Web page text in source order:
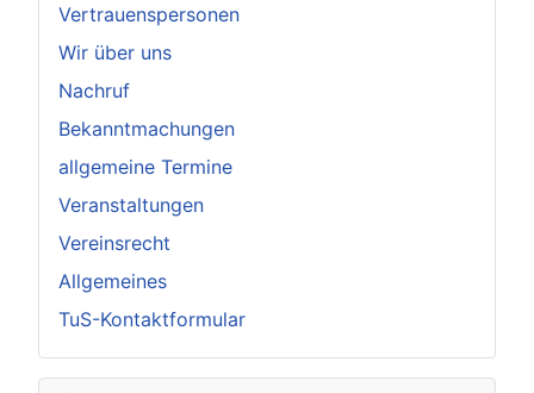
Vertrauenspersonen
Wir über uns
Nachruf
Bekanntmachungen
allgemeine Termine
Veranstaltungen
Vereinsrecht
Allgemeines
TuS-Kontaktformular